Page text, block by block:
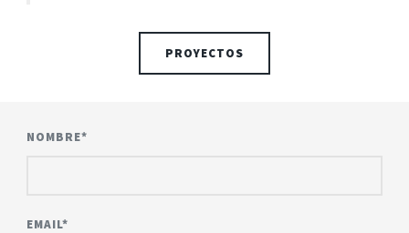
PROYECTOS
NOMBRE*
EMAIL*